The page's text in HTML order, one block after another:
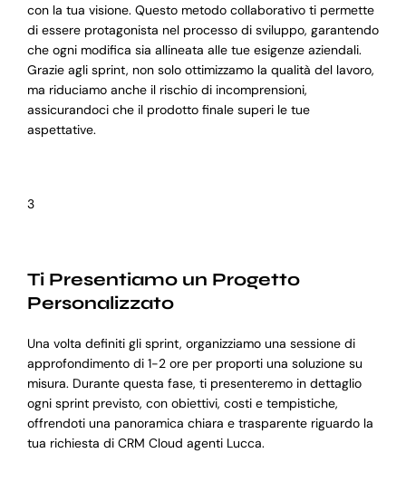
con la tua visione. Questo metodo collaborativo ti permette
di essere protagonista nel processo di sviluppo, garantendo
che ogni modifica sia allineata alle tue esigenze aziendali.
Grazie agli sprint, non solo ottimizzamo la qualità del lavoro,
ma riduciamo anche il rischio di incomprensioni,
assicurandoci che il prodotto finale superi le tue
aspettative.
3
Ti Presentiamo un Progetto
Personalizzato
Una volta definiti gli sprint, organizziamo una sessione di
approfondimento di 1-2 ore per proporti una soluzione su
misura. Durante questa fase, ti presenteremo in dettaglio
ogni sprint previsto, con obiettivi, costi e tempistiche,
offrendoti una panoramica chiara e trasparente riguardo la
tua richiesta di CRM Cloud agenti Lucca.